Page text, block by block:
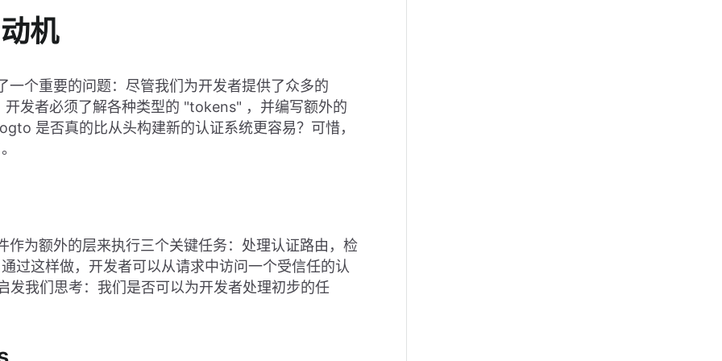
机
个重要的问题：尽管我们为开发者提供了众多的
发者必须了解各种类型的 "tokens" ，并编写额外的
是否真的比从头构建新的认证系统更容易？可惜，
为额外的层来执行三个关键任务：处理认证路由，检
过这样做，开发者可以从请求中访问一个受信任的认
我们思考：我们是否可以为开发者处理初步的任